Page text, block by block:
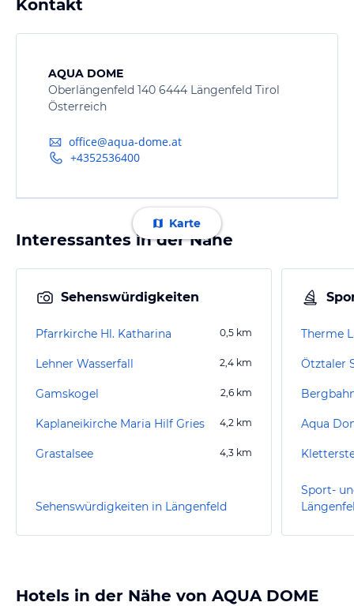
Kontakt
AQUA DOME
Oberlängenfeld 140 6444 Längenfeld Tirol
Österreich
office@aqua-dome.at
+4352536400
Karte
Interessantes in der Nähe
Sehenswürdigkeiten
Pfarrkirche Hl. Katharina 0,5 km
Lehner Wasserfall 2,4 km
Gamskogel 2,6 km
Kaplaneikirche Maria Hilf Gries 4,2 km
Grastalsee 4,3 km
Sehenswürdigkeiten in Längenfeld
Therme
Ötztaler
Aqua
Sport-
Hotels in der Nähe von AQUA DOME